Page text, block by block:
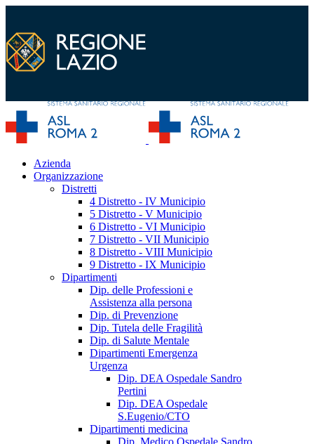
Azienda
Organizzazione
Distretti
4 Distretto - IV Municipio
5 Distretto - V Municipio
6 Distretto - VI Municipio
7 Distretto - VII Municipio
8 Distretto - VIII Municipio
9 Distretto - IX Municipio
Dipartimenti
Dip. delle Professioni e
Assistenza alla persona
Dip. di Prevenzione
Dip. Tutela delle Fragilità
Dip. di Salute Mentale
Dipartimenti Emergenza
Urgenza
Dip. DEA Ospedale Sandro
Pertini
Dip. DEA Ospedale
S.Eugenio/CTO
Dipartimenti medicina
Dip. Medico Ospedale Sandro